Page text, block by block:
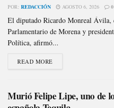
POR: REDACCIÓN AGOSTO 6, 2026 0
El diputado Ricardo Monreal Ávila,
Parlamentario de Morena y
Política, afirmó...
READ MORE
Murió Felipe Lipe, uno de